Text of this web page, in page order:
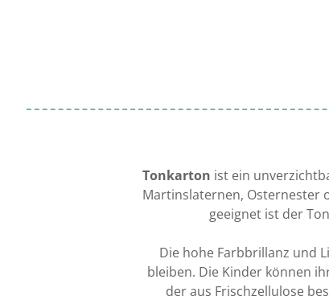
Tonkarton ist ein
Martinslaternen, Osternester
geeignet ist der
Die hohe Farbbrillanz und
bleiben. Die Kinder können
der aus Frischzellulose